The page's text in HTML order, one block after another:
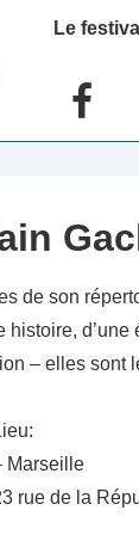
Main
Le
de son
histoire,
– elles sont
Marseille
rue de la